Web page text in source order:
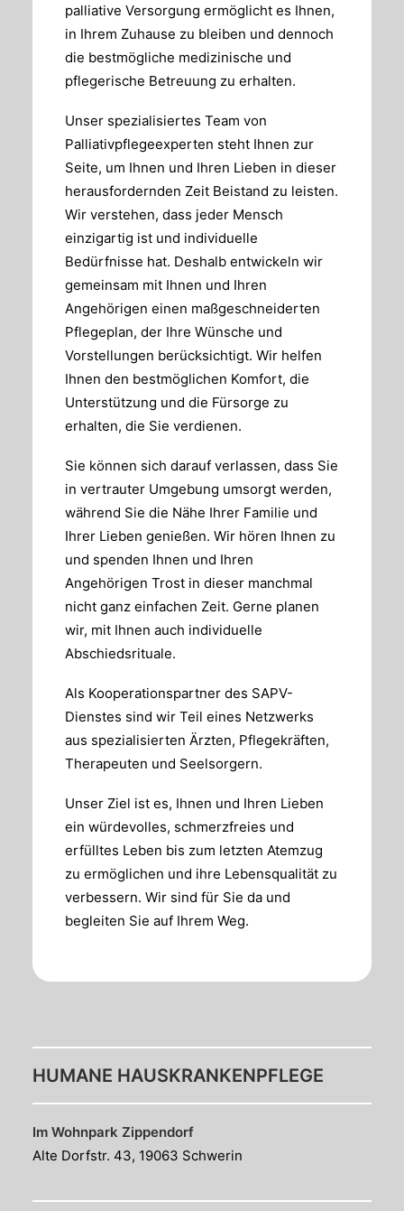
palliative Versorgung ermöglicht es Ihnen,
in Ihrem Zuhause zu bleiben und dennoch
die bestmögliche medizinische und
pflegerische Betreuung zu erhalten.
Unser spezialisiertes Team von
Palliativpflegeexperten steht Ihnen zur
Seite, um Ihnen und Ihren Lieben in dieser
herausfordernden Zeit Beistand zu leisten.
Wir verstehen, dass jeder Mensch
einzigartig ist und individuelle
Bedürfnisse hat. Deshalb entwickeln wir
gemeinsam mit Ihnen und Ihren
Angehörigen einen maßgeschneiderten
Pflegeplan, der Ihre Wünsche und
Vorstellungen berücksichtigt. Wir helfen
Ihnen den bestmöglichen Komfort, die
Unterstützung und die Fürsorge zu
erhalten, die Sie verdienen.
Sie können sich darauf verlassen, dass Sie
in vertrauter Umgebung umsorgt werden,
während Sie die Nähe Ihrer Familie und
Ihrer Lieben genießen. Wir hören Ihnen zu
und spenden Ihnen und Ihren
Angehörigen Trost in dieser manchmal
nicht ganz einfachen Zeit. Gerne planen
wir, mit Ihnen auch individuelle
Abschiedsrituale.
Als Kooperationspartner des SAPV-
Dienstes sind wir Teil eines Netzwerks
aus spezialisierten Ärzten, Pflegekräften,
Therapeuten und Seelsorgern.
Unser Ziel ist es, Ihnen und Ihren Lieben
ein würdevolles, schmerzfreies und
erfülltes Leben bis zum letzten Atemzug
zu ermöglichen und ihre Lebensqualität zu
verbessern. Wir sind für Sie da und
begleiten Sie auf Ihrem Weg.
HUMANE HAUSKRANKENPFLEGE
Im Wohnpark Zippendorf
Alte Dorfstr. 43, 19063 Schwerin